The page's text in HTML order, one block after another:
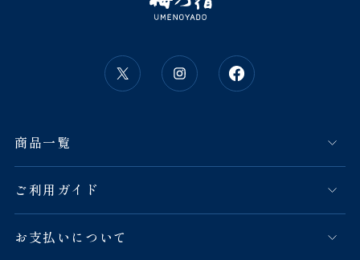
商品一覧
ご利用ガイド
お支払いについて